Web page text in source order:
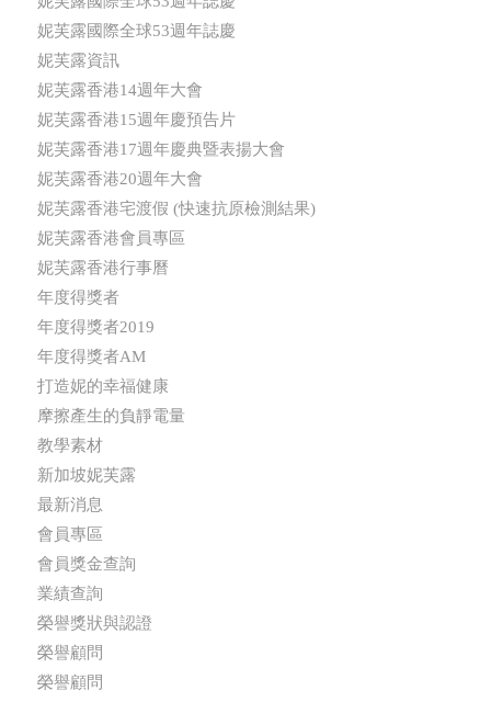
妮芙露國際全球53週年誌慶
妮芙露資訊
妮芙露香港14週年大會
妮芙露香港15週年慶預告片
妮芙露香港17週年慶典暨表揚大會
妮芙露香港20週年大會
妮芙露香港宅渡假 (快速抗原檢測結果)
妮芙露香港會員專區
妮芙露香港行事曆
年度得獎者
年度得獎者2019
年度得獎者AM
打造妮的幸福健康
摩擦產生的負靜電量
教學素材
新加坡妮芙露
最新消息
會員專區
會員獎金查詢
業績查詢
榮譽獎狀與認證
榮譽顧問
榮譽顧問